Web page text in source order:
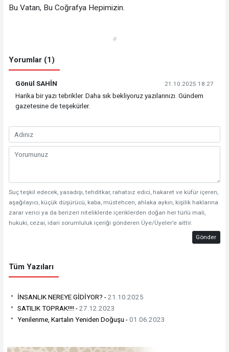
Bu Vatan, Bu Coğrafya Hepimizin.
#
Yorumlar (1)
Gönül SAHİN 21.10.2025 18:27
Harika bir yazı tebrikler. Daha sık bekliyoruz yazılarınızı. Gündem
gazetesine de teşekürler.
Suç teşkil edecek, yasadışı, tehditkar, rahatsız edici, hakaret ve küfür içeren,
aşağılayıcı, küçük düşürücü, kaba, müstehcen, ahlaka aykırı, kişilik haklarına
zarar verici ya da benzeri niteliklerde içeriklerden doğan her türlü mali,
hukuki, cezai, idari sorumluluk içeriği gönderen Üye/Üyeler’e aittir.
Gönder
Tüm Yazıları
İNSANLIK NEREYE GİDİYOR? -21.10.2025
SATILIK TOPRAK!!!! -27.12.2023
Yenilenme, Kartalın Yeniden Doğuşu -01.06.2023